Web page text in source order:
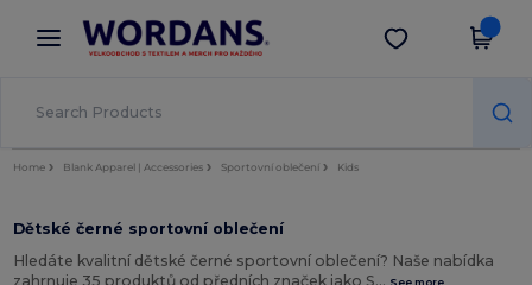
× Aplikace Wordans
Lepší ceny v aplikaci!
Stáhnout app
Home Blank Apparel | Accessories Sportovní oblečení Kids
Dětské černé sportovní oblečení
Hledáte kvalitní dětské černé sportovní oblečení? Naše nabídka
zahrnuje 35 produktů od předních značek jako S…